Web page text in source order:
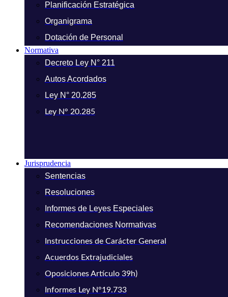
Planificación Estratégica
Organigrama
Dotación de Personal
Normativa
Decreto Ley N° 211
Autos Acordados
Ley N° 20.285
Ley N° 20.285
Jurisprudencia
Sentencias
Resoluciones
Informes de Leyes Especiales
Recomendaciones Normativas
Instrucciones de Carácter General
Acuerdos Extrajudiciales
Oposiciones Artículo 39h)
Informes Ley N°19.733